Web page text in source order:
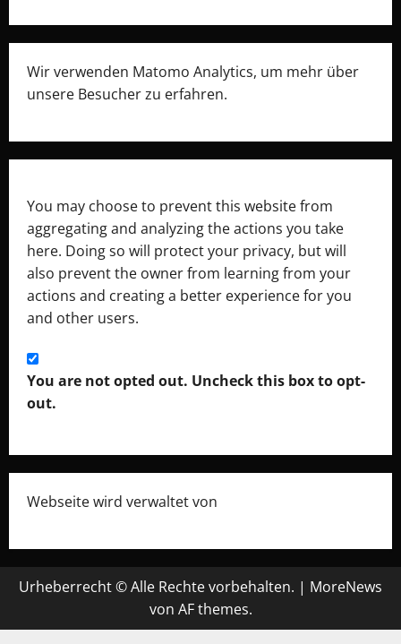
Wir verwenden Matomo Analytics, um mehr über
unsere Besucher zu erfahren.
You may choose to prevent this website from
aggregating and analyzing the actions you take
here. Doing so will protect your privacy, but will
also prevent the owner from learning from your
actions and creating a better experience for you
and other users.
You are not opted out. Uncheck this box to opt-
out.
Webseite wird verwaltet von
Urheberrecht © Alle Rechte vorbehalten. | MoreNews
von AF themes.